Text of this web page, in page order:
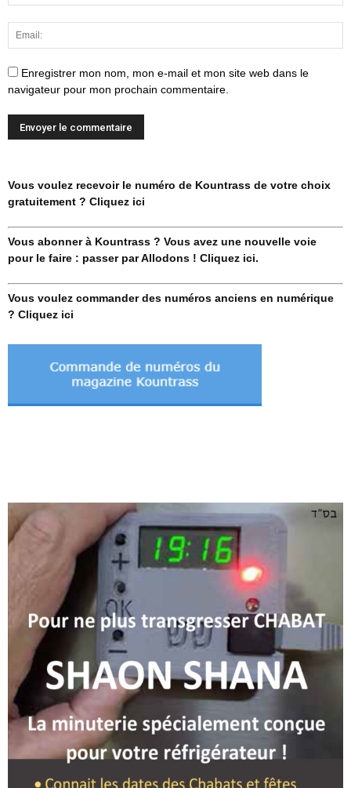
Enregistrer mon nom, mon e-mail et mon site web dans le
navigateur pour mon prochain commentaire.
Vous voulez recevoir le numéro de Kountrass de votre choix
gratuitement ? Cliquez ici
Vous abonner à Kountrass ? Vous avez une nouvelle voie
pour le faire : passer par Allodons ! Cliquez ici.
Vous voulez commander des numéros anciens en numérique
? Cliquez ici